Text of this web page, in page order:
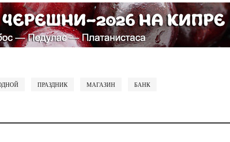
ПРАЗДНИК МАГАЗИН БАНК